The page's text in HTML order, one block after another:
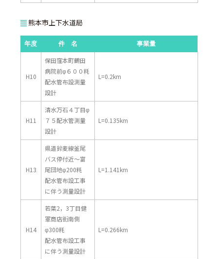
熊本市上下水道局
年度 件 名 事業量
H10
保田窪本町鶴田
病院前φ６００粍
配水管布設測量
設計
L=0.2km
H11
清水万石４丁目φ
７５配水管測量
設計
L=0.135km
H13
県道鈴麦線釜尾
バス停付近～富
尾団地φ200粍
配水管布設工事
に伴う測量設計
L=1.141km
H14
若葉2，3丁目健
軍商店街南側
φ300粍
配水管布設工事
に伴う測量設計
L=0.266km